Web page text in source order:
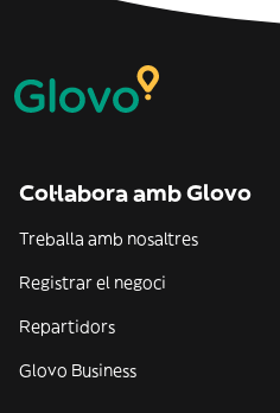
Col·labora amb Glovo
Treballa amb nosaltres
Registrar el negoci
Repartidors
Glovo Business